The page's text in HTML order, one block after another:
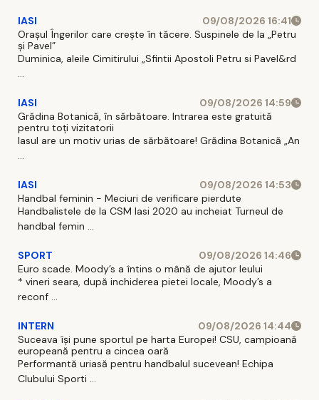
IASI
09/08/2026 16:41
Orașul Îngerilor care crește în tăcere. Suspinele de la „Petru
și Pavel”
Duminica, aleile Cimitirului „Sfintii Apostoli Petru si Pavel&rd
IASI
09/08/2026 14:59
Grădina Botanică, în sărbătoare. Intrarea este gratuită
pentru toți vizitatorii
Iasul are un motiv urias de sărbătoare! Grădina Botanică „An
IASI
09/08/2026 14:53
Handbal feminin - Meciuri de verificare pierdute
Handbalistele de la CSM Iasi 2020 au incheiat Turneul de
handbal femin ...
SPORT
09/08/2026 14:46
Euro scade. Moody’s a întins o mână de ajutor leului
* vineri seara, după inchiderea pietei locale, Moody’s a
reconf ...
INTERN
09/08/2026 14:44
Suceava își pune sportul pe harta Europei! CSU, campioană
europeană pentru a cincea oară
Performantă uriasă pentru handbalul sucevean! Echipa
Clubului Sporti ...